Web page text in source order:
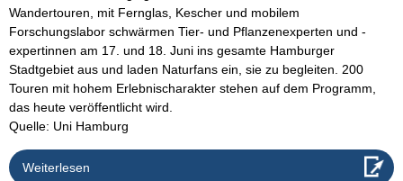
Wandertouren, mit Fernglas, Kescher und mobilem
Forschungslabor schwärmen Tier- und Pflanzenexperten und -
expertinnen am 17. und 18. Juni ins gesamte Hamburger
Stadtgebiet aus und laden Naturfans ein, sie zu begleiten. 200
Touren mit hohem Erlebnischarakter stehen auf dem Programm,
das heute veröffentlicht wird.
Quelle: Uni Hamburg
Weiterlesen